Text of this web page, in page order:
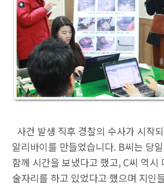
사건 발생 직후 경찰의 수사가 시작
알리바이를 만들었습니다. B씨는 당
함께 시간을 보냈다고 했고, C씨 역시
술자리를 하고 있었다고 했으며 지인